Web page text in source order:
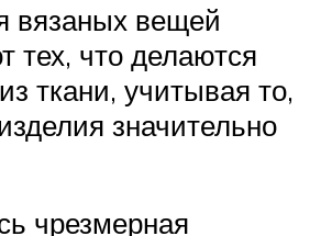
вязаных вещей
тех, что делаются
ткани, учитывая то,
значительно
чрезмерная